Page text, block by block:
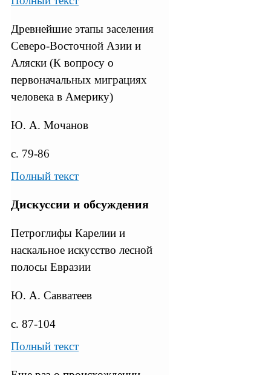
Древнейшие этапы заселения
Северо-Восточной Азии и
Аляски (К вопросу о
первоначальных миграциях
человека в Америку)
Ю. А. Мочанов
с. 79-86
Полный текст
Дискуссии и обсуждения
Петроглифы Карелии и
наскальное искусство лесной
полосы Евразии
Ю. А. Савватеев
с. 87-104
Полный текст